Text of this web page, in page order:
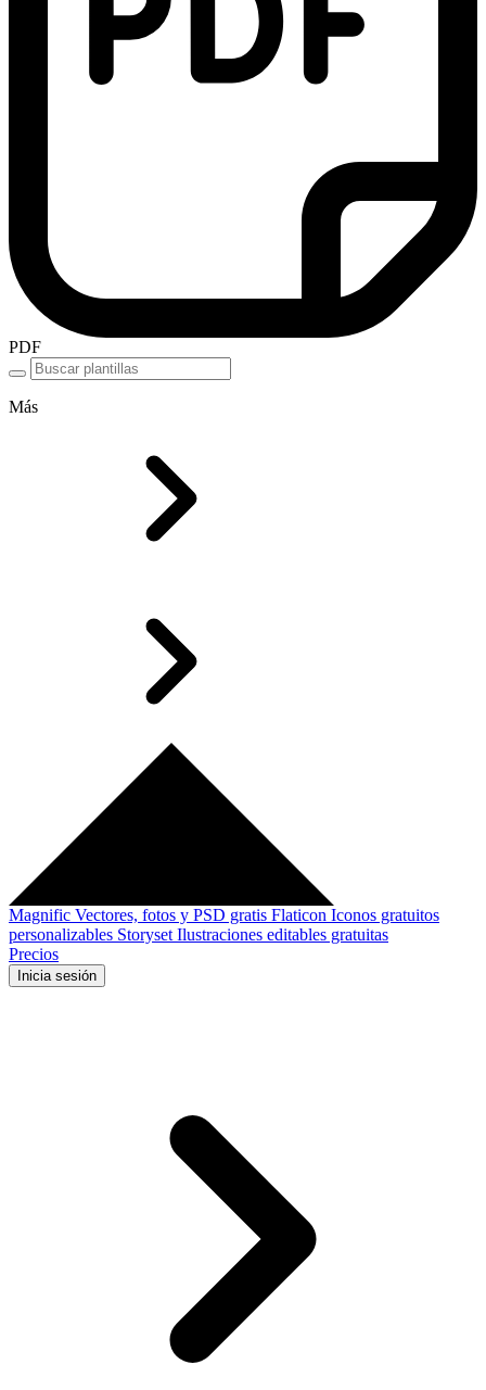
PDF
Más
Magnific Vectores, fotos y PSD gratis Flaticon Iconos gratuitos
personalizables Storyset Ilustraciones editables gratuitas
Precios
Inicia sesión